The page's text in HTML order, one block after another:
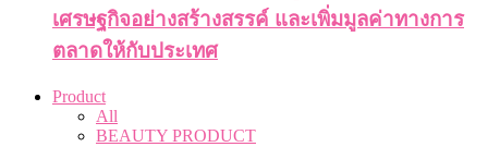
เศรษฐกิจอย่างสร้างสรรค์ และเพิ่มมูลค่าทางการ
ตลาดให้กับประเทศ
Product
All
BEAUTY PRODUCT